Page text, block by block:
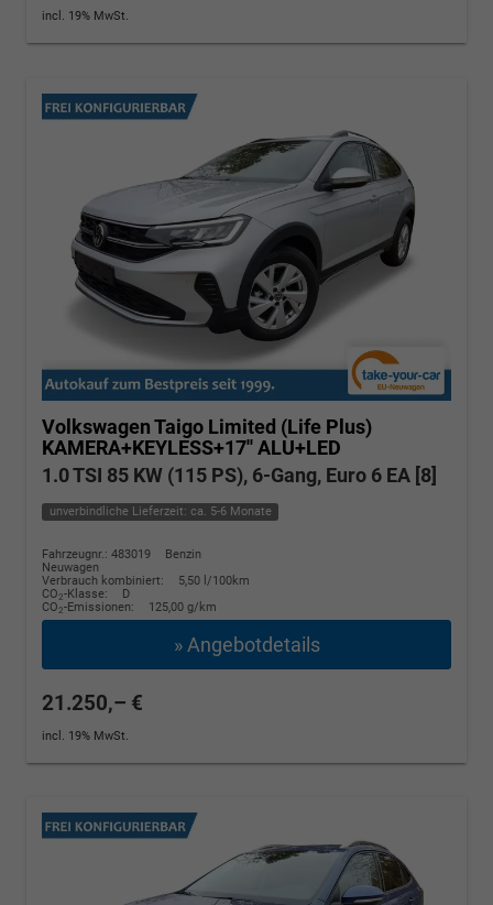
incl. 19% MwSt.
Volkswagen Taigo Limited (Life Plus)
KAMERA+KEYLESS+17'' ALU+LED
1.0 TSI 85 KW (115 PS), 6-Gang, Euro 6 EA [8]
unverbindliche Lieferzeit: ca. 5-6 Monate
Fahrzeugnr.: 483019
Benzin
Neuwagen
Verbrauch kombiniert:
5,50 l/100km
CO2-Klasse:
D
CO2-Emissionen: 125,00 g/km
» Angebotdetails
21.250,– €
incl. 19% MwSt.